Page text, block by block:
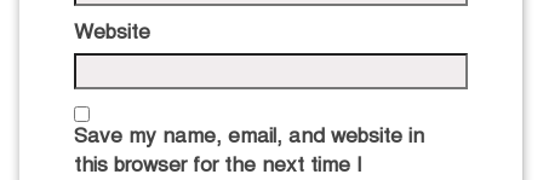
Website
Save my name, email, and website in
this browser for the next time I